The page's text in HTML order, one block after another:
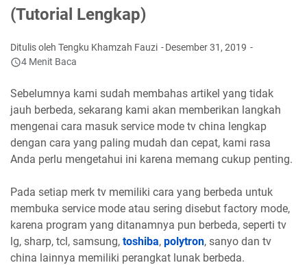
(Tutorial Lengkap)
Ditulis oleh Tengku Khamzah Fauzi
Desember 31, 2019
4 Menit Baca
Sebelumnya kami sudah membahas artikel yang tidak
jauh berbeda, sekarang kami akan memberikan langkah
mengenai cara masuk service mode tv china lengkap
dengan cara yang paling mudah dan cepat, kami rasa
Anda perlu mengetahui ini karena memang cukup penting.
Pada setiap merk tv memiliki cara yang berbeda untuk
membuka service mode atau sering disebut factory mode,
karena program yang ditanamnya pun berbeda, seperti tv
lg, sharp, tcl, samsung, toshiba, polytron, sanyo dan tv
china lainnya memiliki perangkat lunak berbeda.